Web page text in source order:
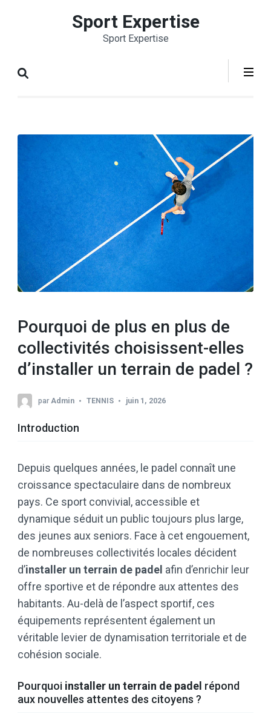
Entrée)
Sport Expertise
Sport Expertise
Pourquoi de plus en plus de
collectivités choisissent-elles
d’installer un terrain de padel ?
par Admin TENNIS juin 1, 2026
Introduction
Depuis quelques années, le padel connaît une
croissance spectaculaire dans de nombreux
pays. Ce sport convivial, accessible et
dynamique séduit un public toujours plus large,
des jeunes aux seniors. Face à cet engouement,
de nombreuses collectivités locales décident
d’installer un terrain de padel afin d’enrichir leur
offre sportive et de répondre aux attentes des
habitants. Au-delà de l’aspect sportif, ces
équipements représentent également un
véritable levier de dynamisation territoriale et de
cohésion sociale.
Pourquoi installer un terrain de padel répond
aux nouvelles attentes des citoyens ?